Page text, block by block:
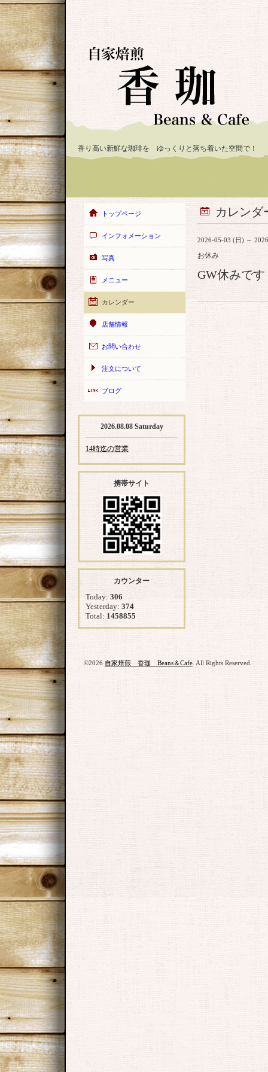
香り高い新鮮な珈琲を ゆっくりと落ち着いた空間で！
カレンダ
2026-05-03 (日) ～
お休み
GW休みです
トップページ
インフォメーション
写真
メニュー
カレンダー
店舗情報
お問い合わせ
注文について
ブログ
2026.08.08 Saturday
14時迄の営業
携帯サイト
カウンター
Today: 306
Yesterday: 374
Total: 1458855
©2026 自家焙煎 香珈 Beans＆Cafe . All Rights Reserved.